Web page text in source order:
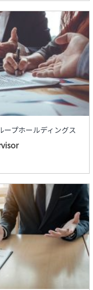
プホールディングス